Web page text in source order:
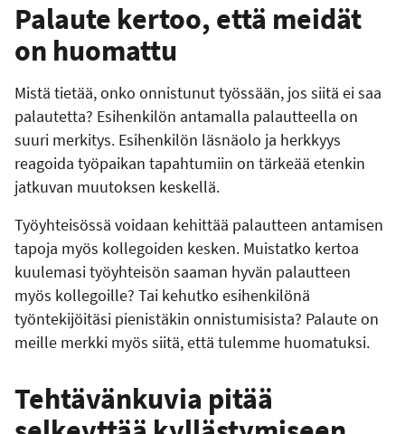
Palaute kertoo, että meidät
on huomattu
Mistä tietää, onko onnistunut työssään, jos siitä ei saa
palautetta? Esihenkilön antamalla palautteella on
suuri merkitys. Esihenkilön läsnäolo ja herkkyys
reagoida työpaikan tapahtumiin on tärkeää etenkin
jatkuvan muutoksen keskellä.
Työyhteisössä voidaan kehittää palautteen antamisen
tapoja myös kollegoiden kesken. Muistatko kertoa
kuulemasi työyhteisön saaman hyvän palautteen
myös kollegoille? Tai kehutko esihenkilönä
työntekijöitäsi pienistäkin onnistumisista? Palaute on
meille merkki myös siitä, että tulemme huomatuksi.
Tehtävänkuvia pitää